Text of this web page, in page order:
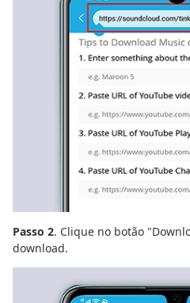
Passo 2. Clique no botão
download.